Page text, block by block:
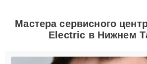
Мастера сервисного
Electric в Нижнем